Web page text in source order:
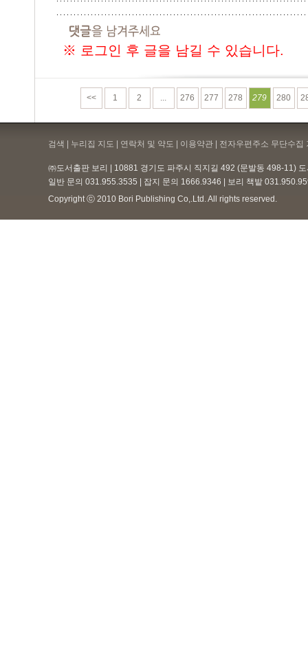
※ 로그인 후 글을 남길 수 있습니다.
<< 1 2 ... 276 277 278 279 280
검색 | 누리집 지도 | 연락처 및 약도 | 이용약관 | 전자우편주소 무단수집
㈜도서출판 보리 | 10881 경기도 파주시 직지길 492 (문발동 498-11)
일반 문의 031.955.3535 | 잡지 문의 1666.9346 | 보리 책밭
Copyright ⓒ 2010 Bori Publishing Co,.Ltd. All rights reserved.